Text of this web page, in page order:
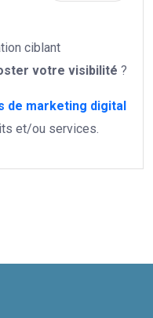
ciblant
votre visibilité ?
de marketing digital
et/ou services.